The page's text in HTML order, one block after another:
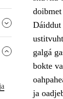
galgá
bokte
ja